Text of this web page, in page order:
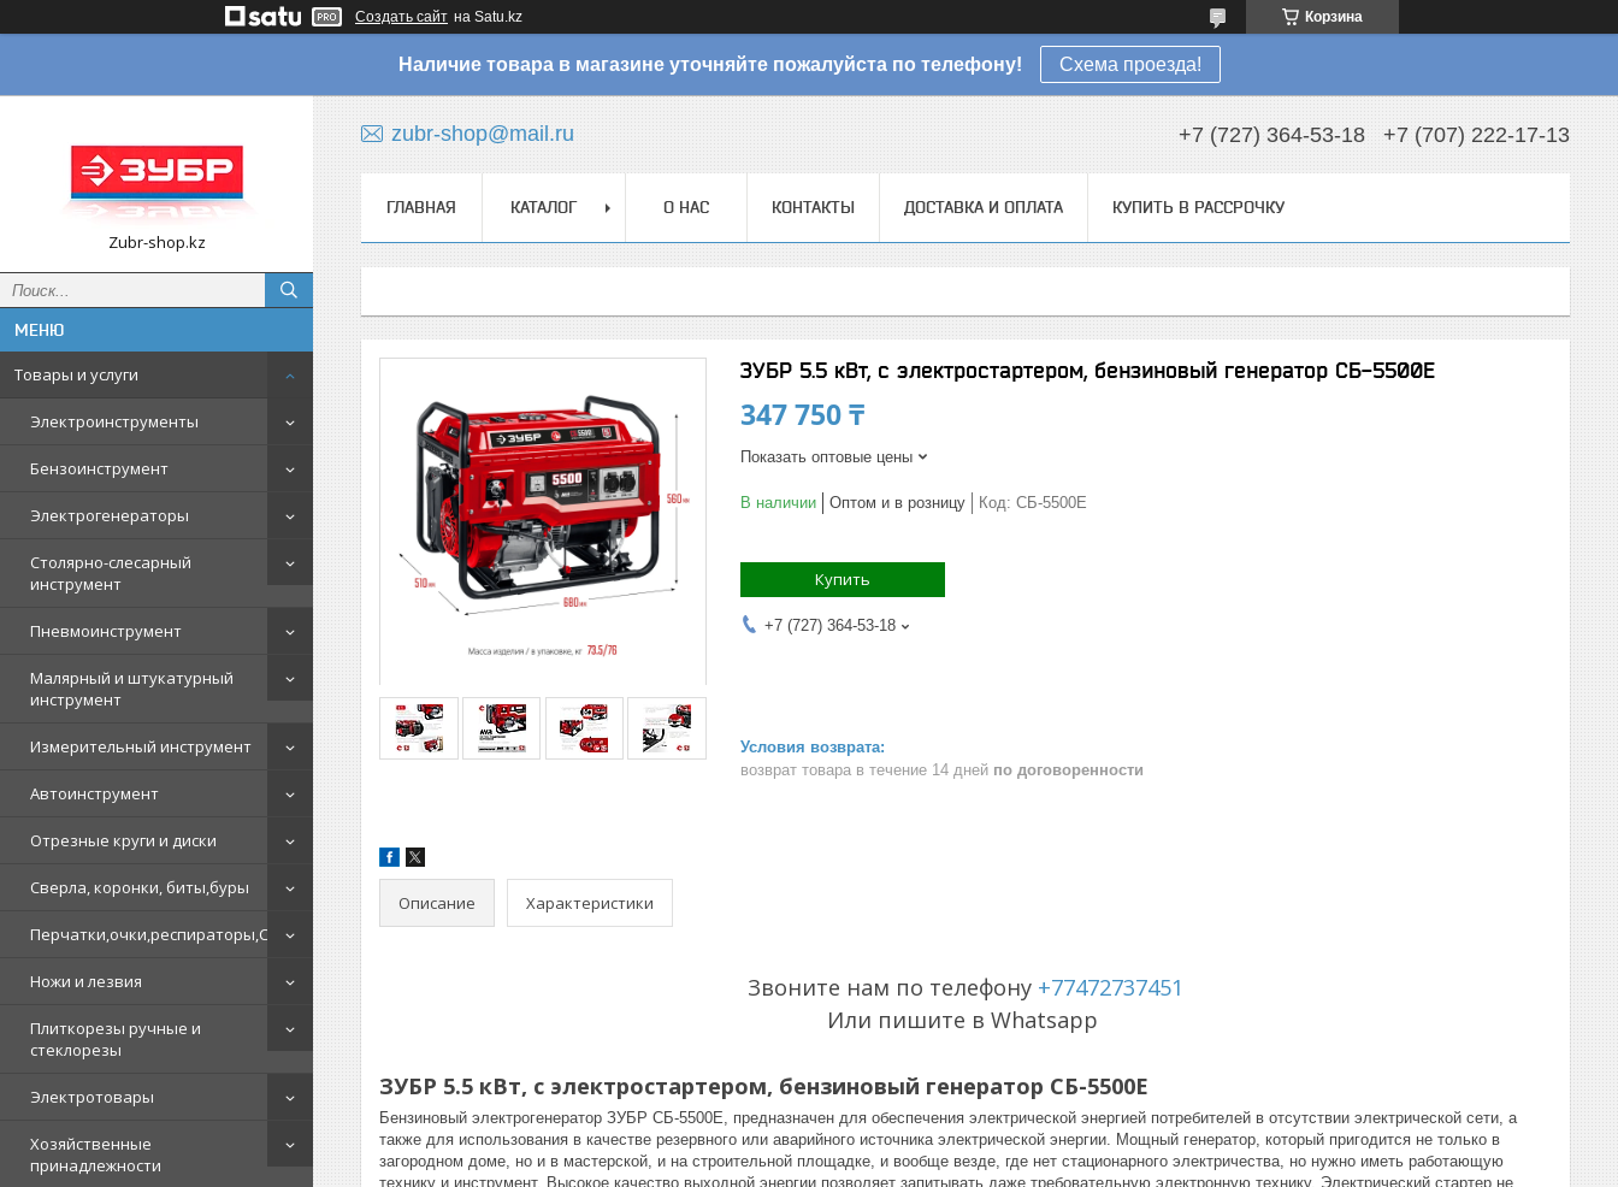
Создать сайт на Satu.kz Корзина
Наличие товара в магазине уточняйте пожалуйста по телефону! Схема проезда!
Zubr-shop.kz
Товары и услуги
Электроинструменты
Бензоинструмент
Электрогенераторы
Столярно-слесарный
инструмент
Пневмоинструмент
Малярный и штукатурный
инструмент
Измерительный инструмент
Автоинструмент
Отрезные круги и диски
Сверла, коронки, биты,буры
Перчатки,очки,респираторы,СИЗ
Ножи и лезвия
Плиткорезы ручные и
стеклорезы
Электротовары
Хозяйственные
принадлежности
zubr-shop@mail.ru +7 (727) 364-53-18 +7 (707) 222-17-13
ГЛАВНАЯ КАТАЛОГ О НАС КОНТАКТЫ ДОСТАВКА И ОПЛАТА КУПИТЬ В РАССРОЧКУ
ЗУБР 5.5 кВт, с электростартером, бензиновый генератор СБ-5500Е
347 750 ₸
Показать оптовые цены
В наличии Оптом и в розницу Код: СБ-5500Е
Купить
+7 (727) 364-53-18
возврат товара в течение 14 дней по договоренности
Описание Характеристики
Звоните нам по телефону +77472737451
Или пишите в Whatsapp
ЗУБР 5.5 кВт, с электростартером, бензиновый генератор СБ-5500Е
Бензиновый электрогенератор ЗУБР СБ-5500Е, предназначен для обеспечения электрической энергией потребителей в отсутствии электрической сети, а
также для использования в качестве резервного или аварийного источника электрической энергии. Мощный генератор, который пригодится не только в
загородном доме, но и в мастерской, и на строительной площадке, и вообще везде, где нет стационарного электричества, но нужно иметь работающую
технику и инструмент. Высокое качество выходной энергии позволяет запитывать даже требовательную электронную технику. Электрический стартер не